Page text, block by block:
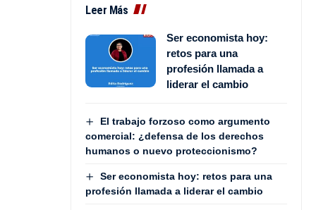
Leer Más
Ser economista hoy:
retos para una
profesión llamada a
liderar el cambio
El trabajo forzoso como argumento
comercial: ¿defensa de los derechos
humanos o nuevo proteccionismo?
Ser economista hoy: retos para una
profesión llamada a liderar el cambio